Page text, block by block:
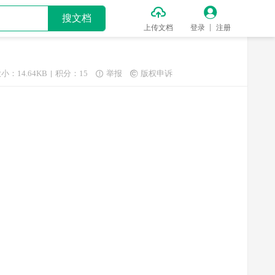
搜文档 
上传文档

登录 注册
：14.64KB 积分：15  举报  版权申诉